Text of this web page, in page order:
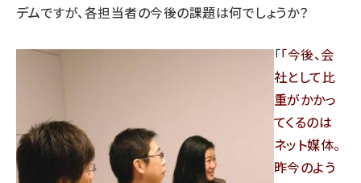
デムですが、各担当者の今後の課題は何でしょうか？
「 今後、会
社として比
重がかかっ
てくるのは
ネット媒体。
昨今のよう